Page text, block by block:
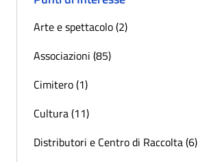
Arte e spettacolo (2)
Associazioni (85)
Cimitero (1)
Cultura (11)
Distributori e Centro di Raccolta (6)